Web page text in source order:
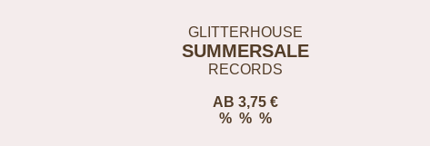
GLITTERHOUSE
SUMMERSALE
RECORDS
AB 3,75 €
% % %